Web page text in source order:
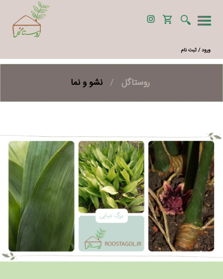
ورود / ثبت نام
روستاگل / نشو و نما